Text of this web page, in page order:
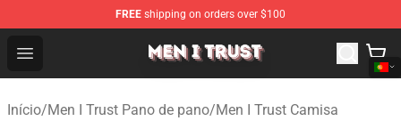
FREE shipping on orders over $100
Open menu
Men I Trust Shop - Official Men I Trust Merchandise Store
Início/Men I Trust Pano de pano/Men I Trust Camisa